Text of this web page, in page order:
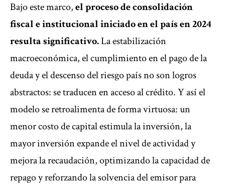
Bajo este marco,el proceso de consolidación
fiscal e institucional iniciado en el país en 2024
resulta significativo.La estabilización
macroeconómica, el cumplimiento en el pago de la
deuda y el descenso del riesgo país no son logros
abstractos: se traducen en acceso al crédito. Y así el
modelo se retroalimenta de forma virtuosa: un
menor costo de capital estimula la inversión, la
mayor inversión expande el nivel de actividad y
mejora la recaudación, optimizando la capacidad de
repago y reforzando la solvencia del emisor para